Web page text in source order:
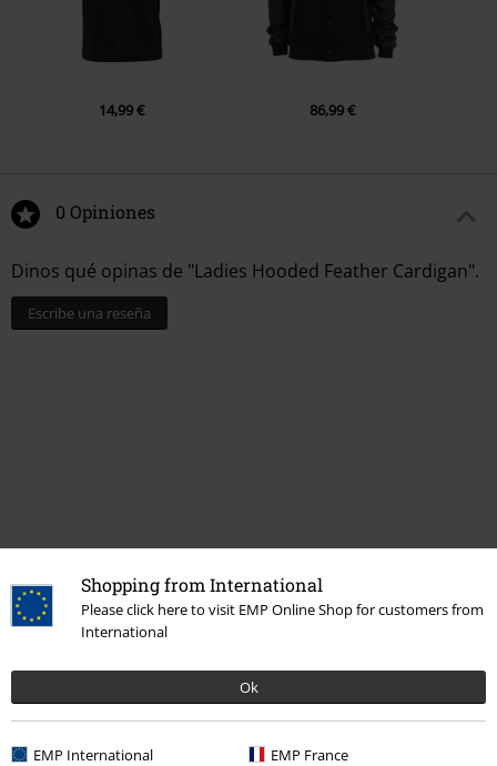
Shopping from International
Please click here to visit EMP Online Shop for customers from
International
Ok
EMP International EMP France
14,99 € 86,99 €
0 Opiniones
Dinos qué opinas de "Ladies Hooded Feather Cardigan".
Escribe una reseña
Última visita